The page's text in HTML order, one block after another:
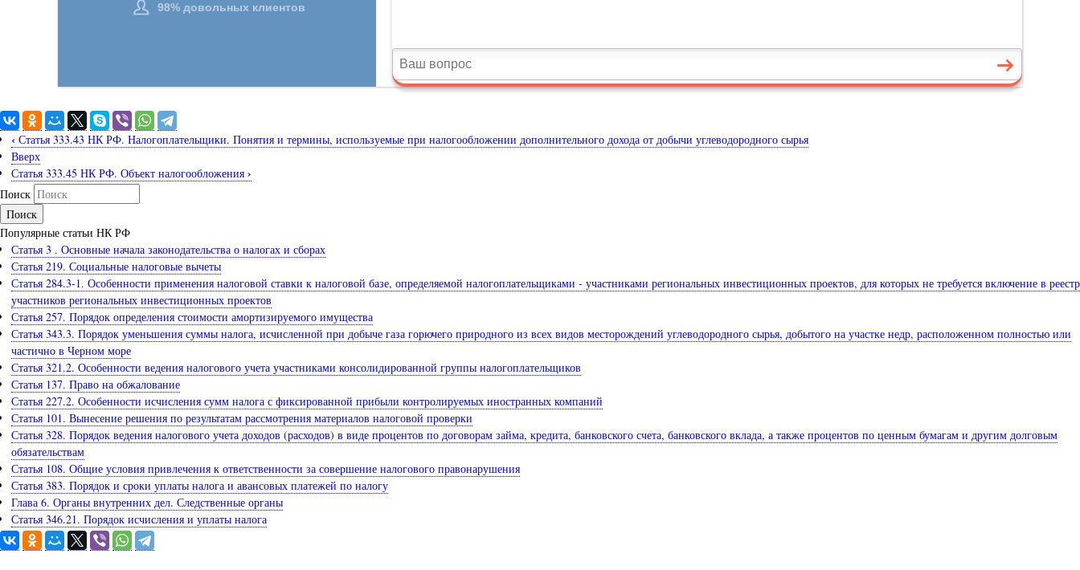
‹ Статья 333.43 НК РФ. Налогоплательщики. Понятия и термины, используемые при налогообложении дополнительного дохода от добычи углеводородного сырья
Вверх
Статья 333.45 НК РФ. Объект налогообложения ›
Поиск
Популярные статьи НК РФ
Статья 3 . Основные начала законодательства о налогах и сборах
Статья 219. Социальные налоговые вычеты
Статья 284.3-1. Особенности применения налоговой ставки к налоговой базе, определяемой налогоплательщиками - участниками региональных инвестиционных проектов, для которых не требуется включение в реестр
участников региональных инвестиционных проектов
Статья 257. Порядок определения стоимости амортизируемого имущества
Статья 343.3. Порядок уменьшения суммы налога, исчисленной при добыче газа горючего природного из всех видов месторождений углеводородного сырья, добытого на участке недр, расположенном полностью или
частично в Черном море
Статья 321.2. Особенности ведения налогового учета участниками консолидированной группы налогоплательщиков
Статья 137. Право на обжалование
Статья 227.2. Особенности исчисления сумм налога с фиксированной прибыли контролируемых иностранных компаний
Статья 101. Вынесение решения по результатам рассмотрения материалов налоговой проверки
Статья 328. Порядок ведения налогового учета доходов (расходов) в виде процентов по договорам займа, кредита, банковского счета, банковского вклада, а также процентов по ценным бумагам и другим долговым
обязательствам
Статья 108. Общие условия привлечения к ответственности за совершение налогового правонарушения
Статья 383. Порядок и сроки уплаты налога и авансовых платежей по налогу
Глава 6. Органы внутренних дел. Следственные органы
Статья 346.21. Порядок исчисления и уплаты налога